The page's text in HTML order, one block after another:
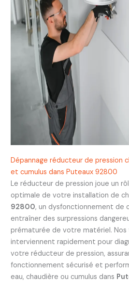
Dépannage réducteur de pression
et cumulus dans Puteaux 92800
Le réducteur de pression joue un
optimale de votre installation de
92800, un dysfonctionnement de
entraîner des surpressions
prématurée de votre matériel. Nos
interviennent rapidement pour
votre réducteur de pression,
fonctionnement sécurisé et
eau, chaudière ou cumulus dans